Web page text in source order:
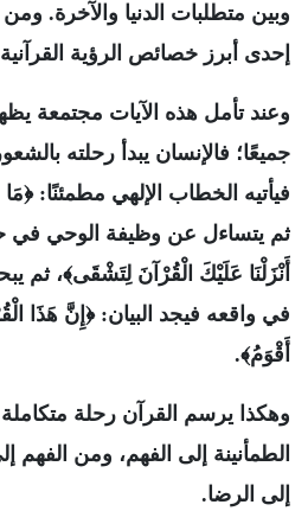
وبين متطلبات الدنيا والآخرة.
إحدى أبرز خصائص الرؤية
وعند تأمل هذه الآيات مجتمعة
جميعًا؛ فالإنسان يبدأ رحلته
فيأتيه الخطاب الإلهي مطمئنًا:
ثم يتساءل عن وظيفة الوحي في
أَنْزَلْنَا عَلَيْكَ الْقُرْآنَ لِتَشْقَى﴾، ثم
في واقعه فيجد البيان: ﴿إِنَّ هَذَا
أَقْوَمُ﴾.
وهكذا يرسم القرآن رحلة
الطمأنينة إلى الفهم، ومن الفهم
إلى الرضا.